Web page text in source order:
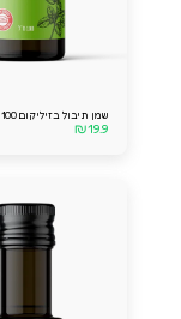
שמן תיבול בזיליקום 100 מ''ל
₪19.9